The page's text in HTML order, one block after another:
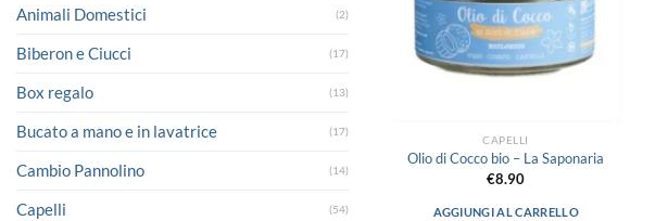
Animali Domestici (2)
Biberon e Ciucci (17)
Box regalo (13)
Bucato a mano e in lavatrice (17)
Cambio Pannolino (14)
Capelli (54)
CAPELLI
Olio di Cocco bio – La Saponaria
€8.90
AGGIUNGI AL CARRELLO